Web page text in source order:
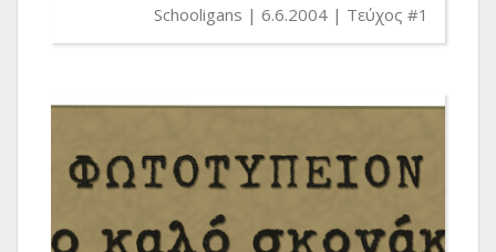
Schooligans
6.6.2004 Τεύχος #1